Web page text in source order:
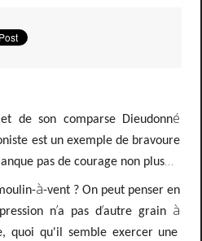
de son comparse Dieudonné
est un exemple de bravoure
pas de courage non plus…
à-vent ? On peut penser en
n’a pas d’autre grain à
quoi qu'il semble exercer une